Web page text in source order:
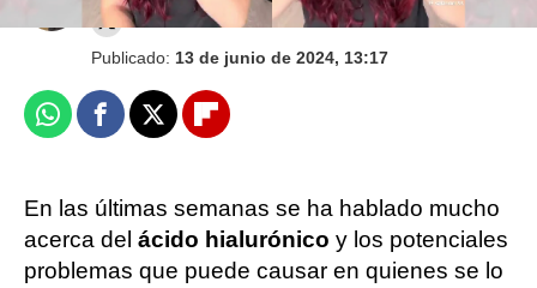
Publicado: 13 de junio de 2024, 13:17
WhatsappFacebook
X Flipboard
En las últimas semanas se ha hablado mucho
acerca del ácido hialurónico y los potenciales
problemas que puede causar en quienes se lo